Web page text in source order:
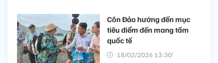
Côn Đảo hướng đến mục
tiêu điểm đến mang tầm
quốc tế
18/02/2026 13:30’